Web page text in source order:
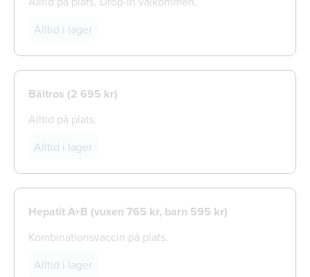
Alltid i lager
Bältros (2 695 kr)
Alltid på plats.
Alltid i lager
Hepatit A+B (vuxen 765 kr, barn 595 kr)
Kombinationsvaccin på plats.
Alltid i lager